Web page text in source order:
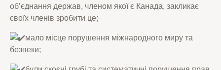
об’єднання держав, членом якої є Канада, закликає
своїх членів зробити це;
мало місце порушення міжнародного миру та
безпеки;